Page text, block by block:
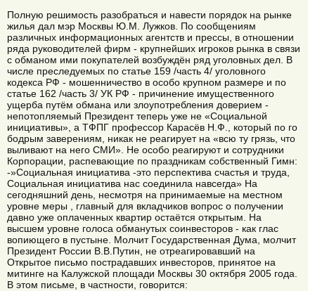
Полную решимость разобраться и навести порядок на рынке
жилья дал мэр Москвы Ю.М. Лужков. По сообщениям
различных информационных агентств и прессы, в отношении
ряда руководителей фирм - крупнейших игроков рынка в связи
с обманом ими покупателей возбуждён ряд уголовных дел. В
числе преследуемых по статье 159 /часть 4/ уголовного
кодекса РФ - мошенничество в особо крупном размере и по
статье 162 /часть 3/ УК РФ - причинение имущественного
ущерба путём обмана или злоупотребления доверием -
непотопляемый Президент теперь уже не «Социальной
инициативы», а ТФПГ профессор Карасёв Н.Ф., который по го
бодрым заверениям, никак не реагирует на «всю ту грязь, что
выливают на него СМИ». Не особо реагируют и сотрудники
Корпорации, распевающие по праздникам собственный Гимн:
-»Социальная инициатива -это перспектива счастья и труда,
Социальная инициатива нас соединила навсегда» На
сегодняшний день, несмотря на принимаемые на местном
уровне меры , главный для вкладчиков вопрос о получении
давно уже оплаченных квартир остаётся открытым. На
высшем уровне голоса обманутых соинвесторов - как глас
вопиющего в пустыне. Молчит Государственная Дума, молчит
Президент России В.В.Путин, не отреагировавший на
Открытое письмо пострадавших инвесторов, принятое на
митинге на Калужской площади Москвы 30 октября 2005 года.
В этом письме, в частности, говорится: